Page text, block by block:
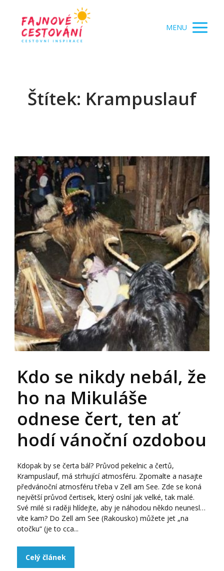
MENU
Štítek: Krampuslauf
Kdo se nikdy nebál, že
ho na Mikuláše
odnese čert, ten ať
hodí vánoční ozdobou
Kdopak by se čerta bál? Průvod pekelnic a čertů,
Krampuslauf, má strhující atmosféru. Zpomalte a nasajte
předvánoční atmosféru třeba v Zell am See. Zde se koná
největší průvod čertisek, který oslní jak velké, tak malé.
Své milé si raději hlídejte, aby je náhodou někdo neunesl…
víte kam? Do Zell am See (Rakousko) můžete jet „na
otočku“ (je to cca...
Celý článek